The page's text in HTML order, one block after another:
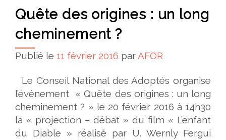
Quête des origines : un long
cheminement ?
Publié le 11 février 2016 par AFOR
Le Conseil National des Adoptés organise
l’événement « Quête des origines : un long
cheminement ? » le 20 février 2016 à 14h30
la « projection – débat » du film « L’enfant
du Diable » réalisé par U. Wernly Fergui